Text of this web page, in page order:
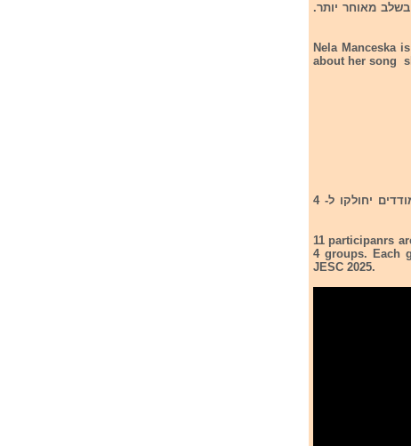
מאוחר יותר.
Nela Manceska
about her song
11 משתתפים יתמודדו בקדם ההולנדי לתחרות הילדים 2025 שיתקיים ב-20/925. 11 המתמודדים יחולקו ל- 4
11 participanrs
4 groups. Each
JESC 2025.